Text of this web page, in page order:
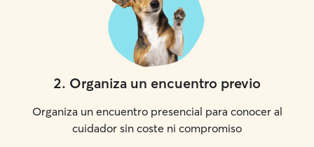
2. Organiza un encuentro previo
Organiza un encuentro presencial para conocer al
cuidador sin coste ni compromiso